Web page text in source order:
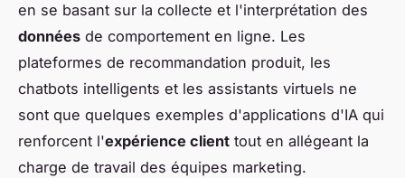
en se basant sur la collecte et l'interprétation des
données de comportement en ligne. Les
plateformes de recommandation produit, les
chatbots intelligents et les assistants virtuels ne
sont que quelques exemples d'applications d'IA qui
renforcent l'expérience client tout en allégeant la
charge de travail des équipes marketing.